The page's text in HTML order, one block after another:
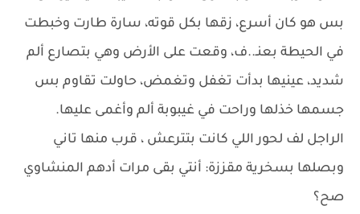
بس هو كان أسرع، زقها بكل قوته، سارة طارت وخبطت
في الحيطة بعنـ..ف، وقعت على الأرض وهي بتصارع ألم
شديد، عينيها بدأت تغفل وتغمض، حاولت تقاوم بس
جسمها خذلها وراحت في غيبوبة ألم وأغمى عليها.
الراجل لف لحور اللي كانت بتترعش ، قرب منها تاني
وبصلها بسخرية مقززة: أنتي بقى مرات أدهم المنشاوي
صح؟